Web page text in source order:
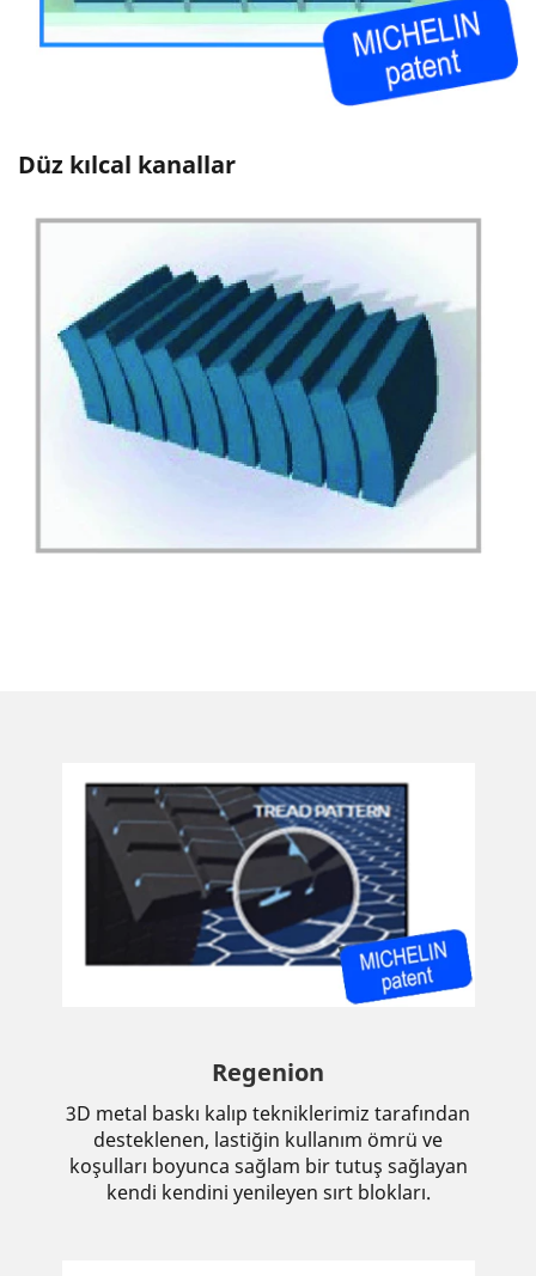
Düz kılcal kanallar
Regenion
3D metal baskı kalıp tekniklerimiz tarafından
desteklenen, lastiğin kullanım ömrü ve
koşulları boyunca sağlam bir tutuş sağlayan
kendi kendini yenileyen sırt blokları.